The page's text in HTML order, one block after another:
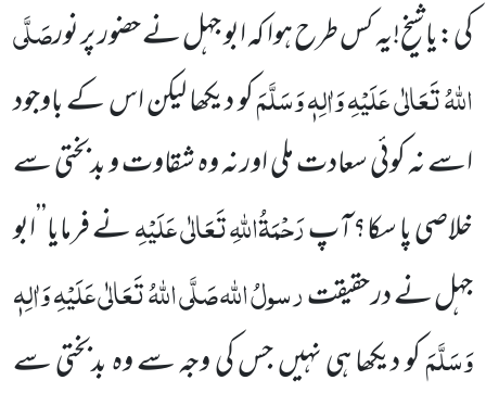
کی:یا شیخ!یہ کس طرحہوا کہ ابو جہل نے حضور پر نورصَلَّی
اللہُ تَعَالٰی عَلَیْہِ وَاٰلِہٖ وَسَلَّمَکو دیکھا لیکن اس کے باوجود
اسے نہ کوئی سعادت ملی اور نہ وہ شقاوتو بدبختی سے
خلاصی پا سکا؟آپرَحْمَۃُاللہِ تَعَالٰی عَلَیْہِنے فرمایا’’ابو
جہل نے در حقیقترسولُ اللہصَلَّی اللہُ تَعَالٰی عَلَیْہِ وَاٰلِہٖ
وَسَلَّمَکو دیکھا ہی نہیں جس کی وجہ سے وہ بدبختی سے